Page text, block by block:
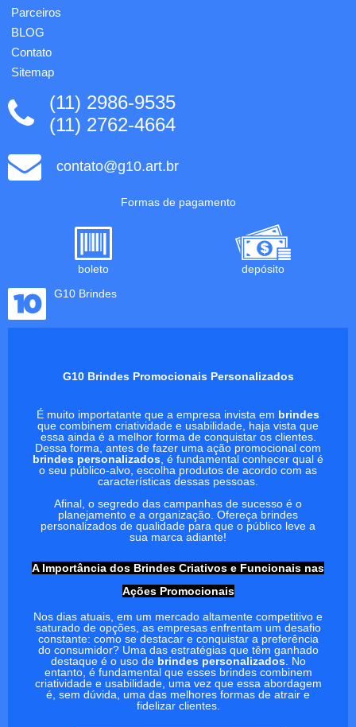
Parceiros
BLOG
Contato
Sitemap
(11) 2986-9535
(11) 2762-4664
contato@g10.art.br
Formas de pagamento
boleto
depósito
G10 Brindes
G10 Brindes Promocionais Personalizados
É muito importatante que a empresa invista em brindes
que combinem criatividade e usabilidade, haja vista que
essa ainda é a melhor forma de conquistar os clientes.
Dessa forma, antes de fazer uma ação promocional com
brindes personalizados , é fundamental conhecer qual é
o seu público-alvo, escolha produtos de acordo com as
características dessas pessoas.
Afinal, o segredo das campanhas de sucesso é o
planejamento e a organização. Ofereça brindes
personalizados de qualidade para que o público leve a
sua marca adiante!
A Importância dos Brindes Criativos e Funcionais nas
Ações Promocionais
Nos dias atuais, em um mercado altamente competitivo e
saturado de opções, as empresas enfrentam um desafio
constante: como se destacar e conquistar a preferência
do consumidor? Uma das estratégias que têm ganhado
destaque é o uso de brindes personalizados. No
entanto, é fundamental que esses brindes combinem
criatividade e usabilidade, uma vez que essa abordagem
é, sem dúvida, uma das melhores formas de atrair e
fidelizar clientes.